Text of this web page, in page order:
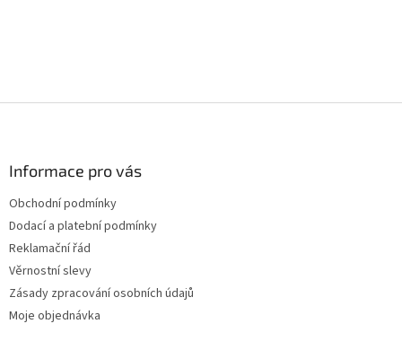
Informace pro vás
Obchodní podmínky
Dodací a platební podmínky
Reklamační řád
Věrnostní slevy
Zásady zpracování osobních údajů
Moje objednávka